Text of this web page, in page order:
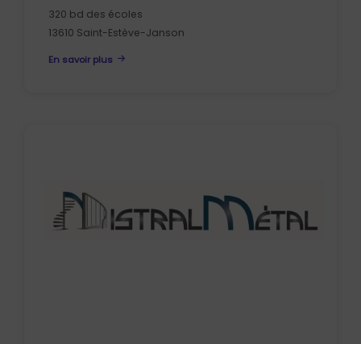
320 bd des écoles
13610 Saint-Estève-Janson
En savoir plus